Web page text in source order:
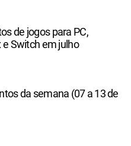
de jogos para PC,
e Switch em julho
da semana (07 a 13 de